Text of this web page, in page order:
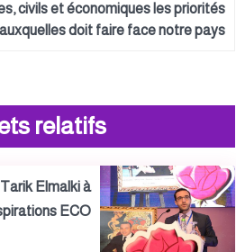
civils et économiques les priorités
auxquelles doit faire face notre pays
relatifs
Elmalki à
ECO